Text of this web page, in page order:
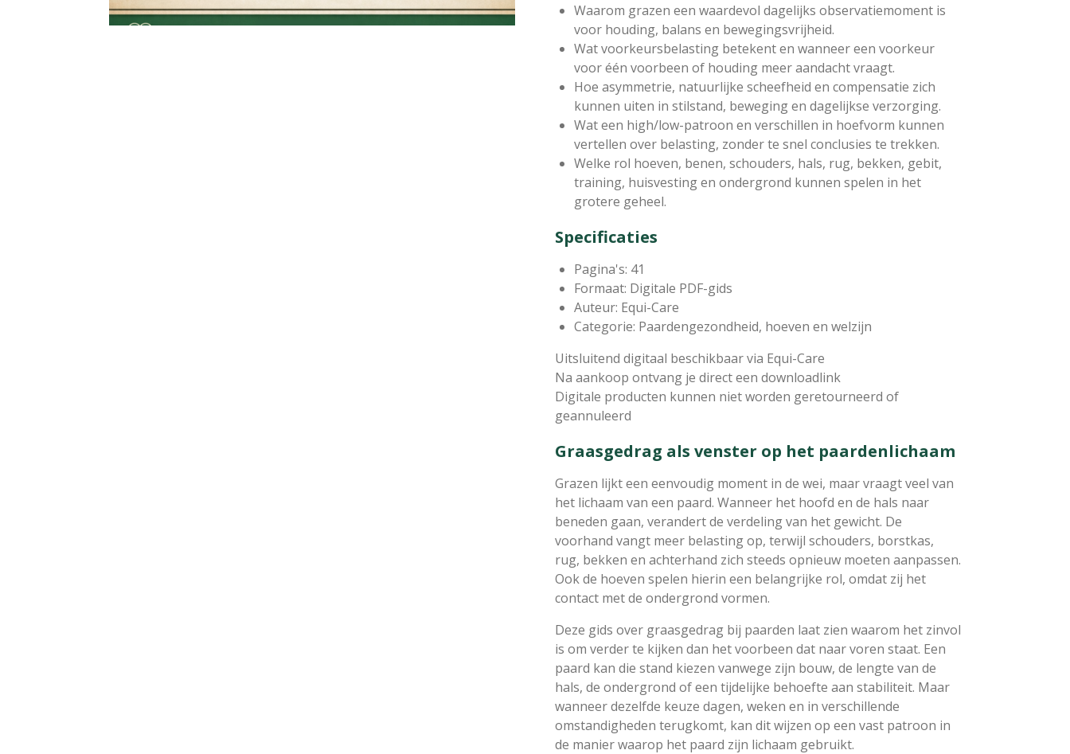
Waarom grazen een waardevol dagelijks observatiemoment is
voor houding, balans en bewegingsvrijheid.
Wat voorkeursbelasting betekent en wanneer een voorkeur
voor één voorbeen of houding meer aandacht vraagt.
Hoe asymmetrie, natuurlijke scheefheid en compensatie zich
kunnen uiten in stilstand, beweging en dagelijkse verzorging.
Wat een high/low-patroon en verschillen in hoefvorm kunnen
vertellen over belasting, zonder te snel conclusies te trekken.
Welke rol hoeven, benen, schouders, hals, rug, bekken, gebit,
training, huisvesting en ondergrond kunnen spelen in het
grotere geheel.
Specificaties
Pagina's: 41
Formaat: Digitale PDF-gids
Auteur: Equi-Care
Categorie: Paardengezondheid, hoeven en welzijn
Uitsluitend digitaal beschikbaar via Equi-Care
Na aankoop ontvang je direct een downloadlink
Digitale producten kunnen niet worden geretourneerd of
geannuleerd
Graasgedrag als venster op het paardenlichaam
Grazen lijkt een eenvoudig moment in de wei, maar vraagt veel van
het lichaam van een paard. Wanneer het hoofd en de hals naar
beneden gaan, verandert de verdeling van het gewicht. De
voorhand vangt meer belasting op, terwijl schouders, borstkas,
rug, bekken en achterhand zich steeds opnieuw moeten aanpassen.
Ook de hoeven spelen hierin een belangrijke rol, omdat zij het
contact met de ondergrond vormen.
Deze gids over graasgedrag bij paarden laat zien waarom het zinvol
is om verder te kijken dan het voorbeen dat naar voren staat. Een
paard kan die stand kiezen vanwege zijn bouw, de lengte van de
hals, de ondergrond of een tijdelijke behoefte aan stabiliteit. Maar
wanneer dezelfde keuze dagen, weken en in verschillende
omstandigheden terugkomt, kan dit wijzen op een vast patroon in
de manier waarop het paard zijn lichaam gebruikt.